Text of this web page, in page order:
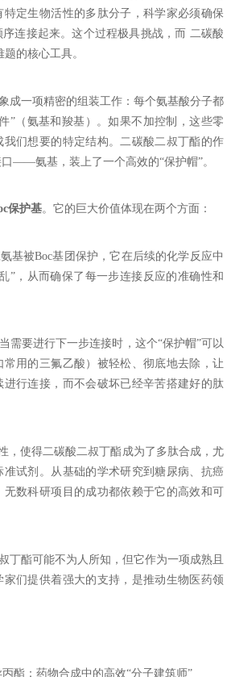
定生物活性的多肽分子，科学家必须确保
连接起来。这个过程极具挑战，而 二碳酸
的核心工具。
一项精密的组装工作：每个氨基酸分子都
”（氨基和羧基）。如果不加控制，这些零
们想要的特定结构。二碳酸二叔丁酯的作
——氨基，装上了一个高效的“保护帽”。
保护基。它的巨大价值体现在两个方面：
氨基被Boc基团保护，它在后续的化学反应中
”，从而确保了每一步连接反应的准确性和
需要进行下一步连接时，这个“保护帽”可以
用的三氟乙酸）被轻松、彻底地去除，让
行连接，而不会破坏已经辛苦搭建好的肽
使得二碳酸二叔丁酯成为了多肽合成，尤
试剂。从基础的学术研究到糖尿病、抗癌
数科研项目的成功都依赖于它的高效和可
酯可能不为人所知，但它作为一项成熟且
家们提供着强大的支持，是推动生物医药领
酯：药物合成中的高效“分子建筑师”